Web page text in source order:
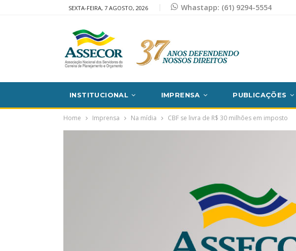
SEXTA-FEIRA, 7 AGOSTO, 2026 Whastapp: (61) 9294-5554
INSTITUCIONAL IMPRENSA PUBLICAÇÕES
Home Imprensa Na mídia CBF se livra de R$ 30 milhões em imposto